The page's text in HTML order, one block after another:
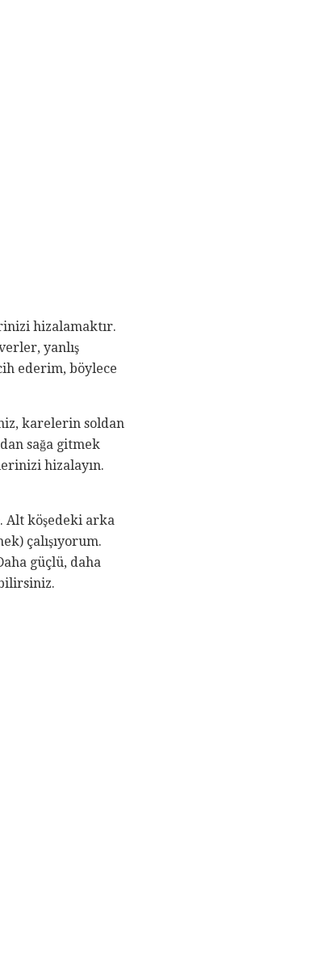
hizalamaktır.
yanlış
ederim, böylece
karelerin soldan
sağa gitmek
hizalayın.
Alt köşedeki arka
çalışıyorum.
güçlü, daha